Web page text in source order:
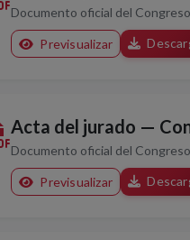
Documento oficial del
Previsualizar
Acta del jurado —
Documento oficial del
Previsualizar